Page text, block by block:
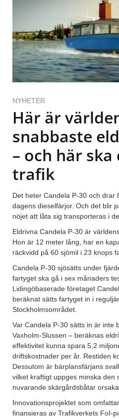
NYHETER
Här är
snabbaste
– och här ska
trafik
Det heter Candela P-30 och drar
dagens dieselfärjor. Och det blir
nöjet att låta sig transporteras i
Eldrivna Candela P-30 är
Hon är 12 meter lång, har en
räckvidd på 60 sjömil i 23 knops
Candela P-30 sjösätts under
fartyget ska gå i sex månaders
Lidingöbaserade företaget
beräknat sätts fartyget in i
Stockholmsområdet.
Var Candela P-30 sätts in är inte
Vaxholm-Slussen – beräknas
effektivitet kunna spara 5,2
driftskostnader per år. Restiden
Dessutom är bärplansfärjans
vilket kraftigt uppges minska den
nuvarande skärgårdsbåtar
Innovationsprojektet som
finansieras av Trafikverkets FoI-